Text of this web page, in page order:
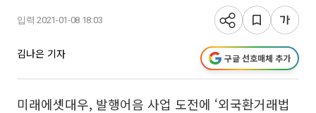
입력 2021-01-08 18:03
김나은 기자 구글 선호매체 추가
미래에셋대우, 발행어음 사업 도전에 ‘외국환거래법